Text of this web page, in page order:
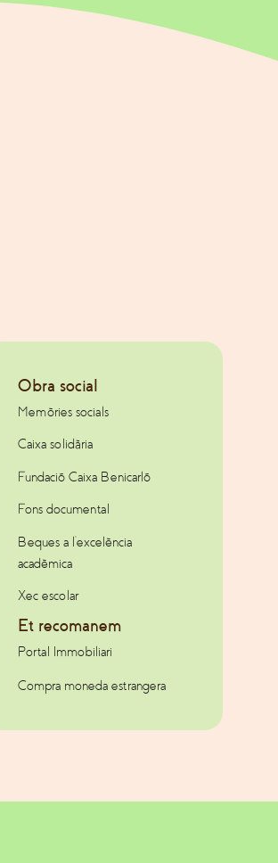
Obra social
Memòries socials
Caixa solidària
Fundació Caixa Benicarló
Fons documental
Beques a l’excelència
acadèmica
Xec escolar
Et recomanem
Portal Immobiliari
Compra moneda estrangera